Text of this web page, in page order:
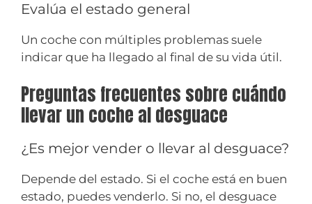
Evalúa el estado general
Un coche con múltiples problemas suele
indicar que ha llegado al final de su vida útil.
Preguntas frecuentes sobre cuándo
llevar un coche al desguace
¿Es mejor vender o llevar al desguace?
Depende del estado. Si el coche está en buen
estado, puedes venderlo. Si no, el desguace